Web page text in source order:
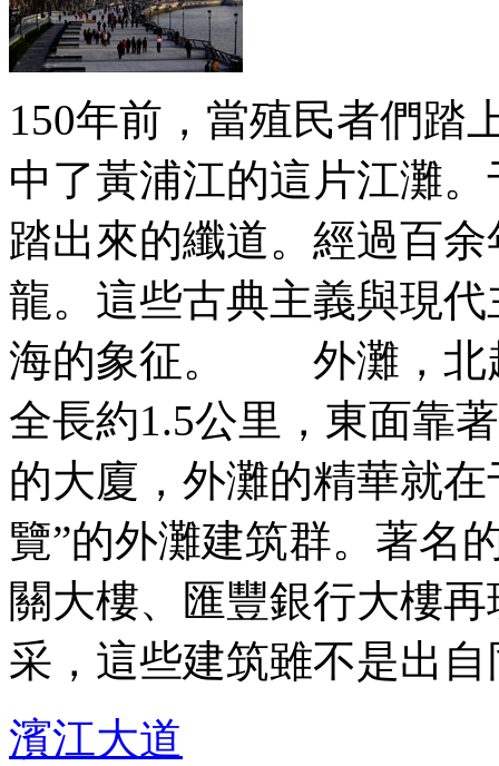
150年前，當殖民者們踏
中了黃浦江的這片江灘
踏出來的纖道。經過百
龍。這些古典主義與現
海的象征。 外灘，北
全長約1.5公里，東面靠
的大廈，外灘的精華就
覽”的外灘建筑群。著名
關大樓、匯豐銀行大樓
采，這些建筑雖不是出
濱江大道